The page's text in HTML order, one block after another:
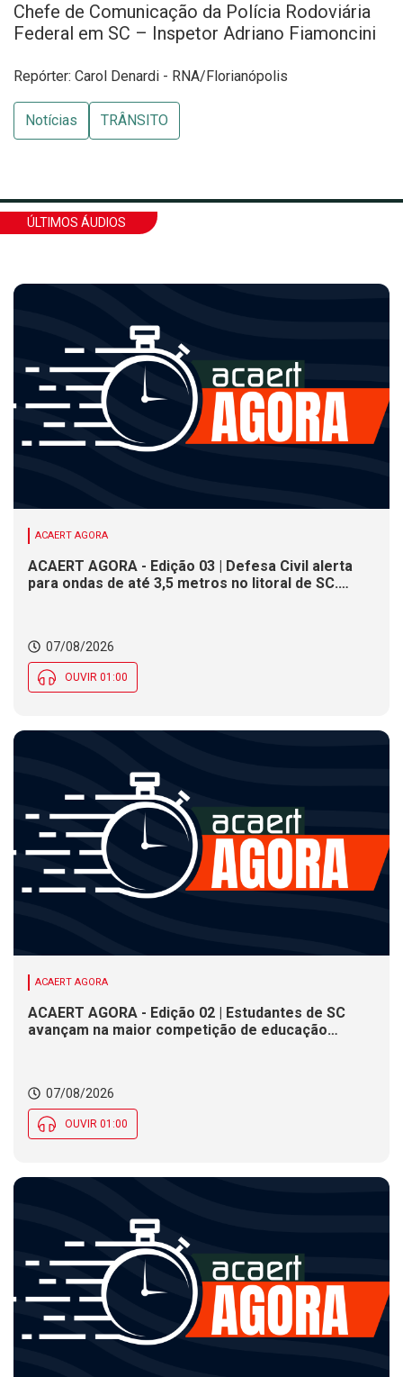
Chefe de Comunicação da Polícia Rodoviária
Federal em SC – Inspetor Adriano Fiamoncini
Repórter: Carol Denardi - RNA/Florianópolis
Notícias TRÂNSITO
ÚLTIMOS ÁUDIOS
ACAERT AGORA
ACAERT AGORA - Edição 03 | Defesa Civil alerta
para ondas de até 3,5 metros no litoral de SC.
07/08/2026
OUVIR 01:00
ACAERT AGORA
ACAERT AGORA - Edição 02 | Estudantes de SC
avançam na maior competição de educação
Social nesta sexta (7)
07/08/2026
OUVIR 01:00